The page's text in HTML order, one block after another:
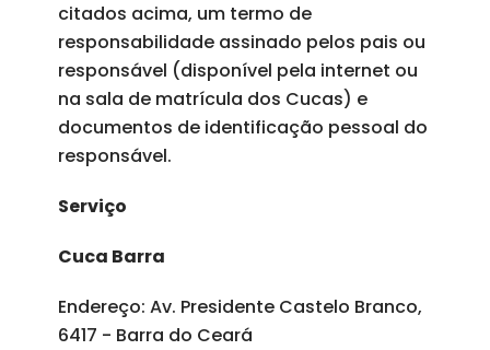
citados acima, um termo de
responsabilidade assinado pelos pais ou
responsável (disponível pela internet ou
na sala de matrícula dos Cucas) e
documentos de identificação pessoal do
responsável.
Serviço
Cuca Barra
Endereço: Av. Presidente Castelo Branco,
6417 - Barra do Ceará